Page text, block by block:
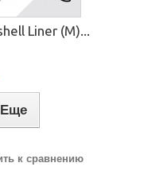
Liner (M)...
Еще
к сравнению